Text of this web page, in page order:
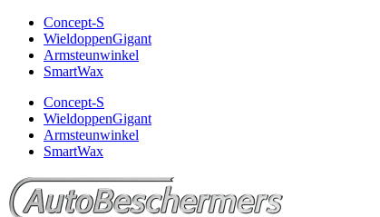
Concept-S
WieldoppenGigant
Armsteunwinkel
SmartWax
Concept-S
WieldoppenGigant
Armsteunwinkel
SmartWax